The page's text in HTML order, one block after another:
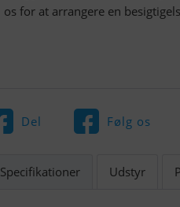
os for at arrangere en
Del Følg os
Specifikationer Udstyr